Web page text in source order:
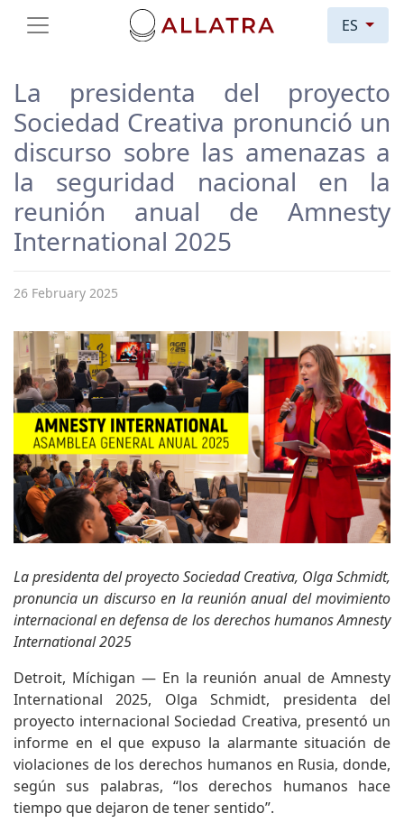
ES
La presidenta del proyecto
Sociedad Creativa pronunció un
discurso sobre las amenazas a
la seguridad nacional en la
reunión anual de Amnesty
International 2025
26 February 2025
La presidenta del proyecto Sociedad Creativa, Olga Schmidt,
pronuncia un discurso en la reunión anual del movimiento
internacional en defensa de los derechos humanos Amnesty
International 2025
Detroit, Míchigan — En la reunión anual de Amnesty
International 2025, Olga Schmidt, presidenta del
proyecto internacional Sociedad Creativa, presentó un
informe en el que expuso la alarmante situación de
violaciones de los derechos humanos en Rusia, donde,
según sus palabras, “los derechos humanos hace
tiempo que dejaron de tener sentido”.